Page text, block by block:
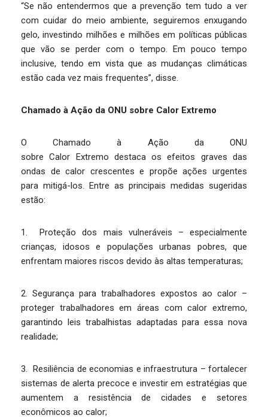
“Se não entendermos que a prevenção tem tudo a ver
com cuidar do meio ambiente, seguiremos enxugando
gelo, investindo milhões e milhões em políticas públicas
que vão se perder com o tempo. Em pouco tempo
inclusive, tendo em vista que as mudanças climáticas
estão cada vez mais frequentes”, disse.
Chamado à Ação da ONU sobre Calor Extremo
O Chamado à Ação da ONU
sobre Calor Extremo destaca os efeitos graves das
ondas de calor crescentes e propõe ações urgentes
para mitigá-los. Entre as principais medidas sugeridas
estão:
1. Proteção dos mais vulneráveis – especialmente
crianças, idosos e populações urbanas pobres, que
enfrentam maiores riscos devido às altas temperaturas;
2. Segurança para trabalhadores expostos ao calor –
proteger trabalhadores em áreas com calor extremo,
garantindo leis trabalhistas adaptadas para essa nova
realidade;
3. Resiliência de economias e infraestrutura – fortalecer
sistemas de alerta precoce e investir em estratégias que
aumentem a resistência de cidades e setores
econômicos ao calor;